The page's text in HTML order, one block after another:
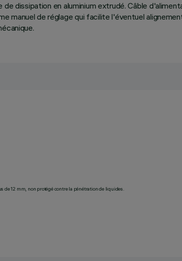
dissipation en aluminium extrudé. Câble
manuel de réglage qui facilite l'éventuel
de 12 mm, non protégé contre la pénétration de liquides.